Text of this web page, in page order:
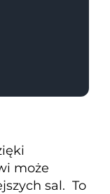
może
sal. To